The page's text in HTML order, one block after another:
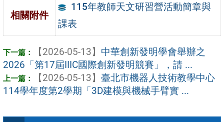
相關附件
115年教師天文研習營活動簡章與
課表
【2026-05-13】 中華創新發明學會舉辦之
2026「第17屆IIIC國際創新發明競賽」，請 ...
【2026-05-13】 臺北市機器人技術教學中心
114學年度第2學期「3D建模與機械手臂實 ...